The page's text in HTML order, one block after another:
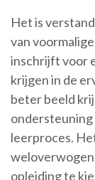
Het is
van
inschrijft voor
krijgen in de
beter beeld
leerproces.
weloverwogen
opleiding te